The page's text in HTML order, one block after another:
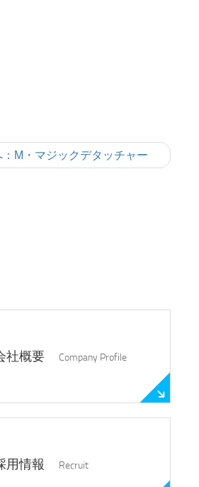
M・マジックデタッチャー
社概要 Company Profile
用情報 Recruit